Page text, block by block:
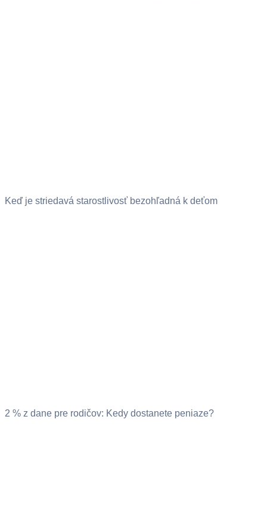
Keď je striedavá starostlivosť bezohľadná k deťom
2 % z dane pre rodičov: Kedy dostanete peniaze?